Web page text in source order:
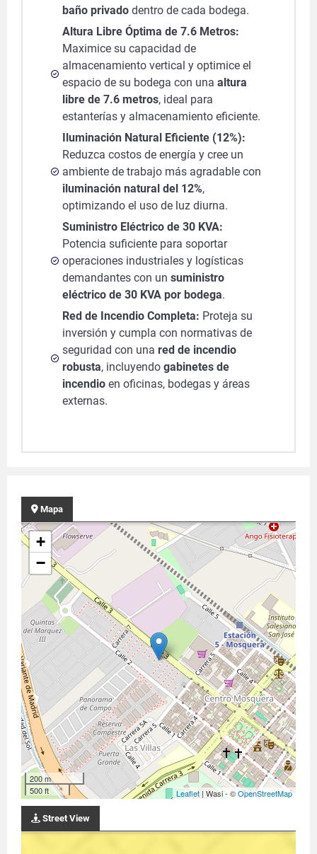
baño privado dentro de cada bodega.
Altura Libre Óptima de 7.6 Metros:
Maximice su capacidad de
almacenamiento vertical y optimice el
espacio de su bodega con una altura
libre de 7.6 metros, ideal para
estanterías y almacenamiento eficiente.
Iluminación Natural Eficiente (12%):
Reduzca costos de energía y cree un
ambiente de trabajo más agradable con
iluminación natural del 12%,
optimizando el uso de luz diurna.
Suministro Eléctrico de 30 KVA:
Potencia suficiente para soportar
operaciones industriales y logísticas
demandantes con un suministro
eléctrico de 30 KVA por bodega.
Red de Incendio Completa: Proteja su
inversión y cumpla con normativas de
seguridad con una red de incendio
robusta, incluyendo gabinetes de
incendio en oficinas, bodegas y áreas
externas.
Mapa
+
−
200 m
500 ft
Leaflet | Wasi - ©OpenStreetMap
Street View